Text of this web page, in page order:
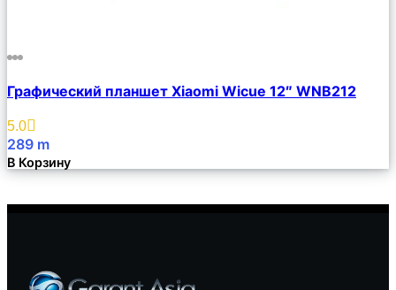
Описание
Избранное
Графический планшет Xiaomi Wicue 12″ WNB212
5.0
289 m
В Корзину